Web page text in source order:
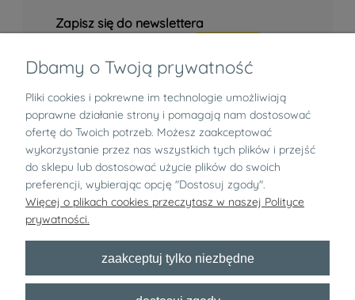
Zapisz się do newslettera
Informacje
Zwroty i reklamacje
O nas
Bezpłatny newsletter
Dbamy o Twoją prywatność
Pliki cookies i pokrewne im technologie umożliwiają
poprawne działanie strony i pomagają nam dostosować
ofertę do Twoich potrzeb. Możesz zaakceptować
wykorzystanie przez nas wszystkich tych plików i przejść
do sklepu lub dostosować użycie plików do swoich
preferencji, wybierając opcję "Dostosuj zgody".
Więcej o plikach cookies przeczytasz w naszej Polityce
prywatności.
zaakceptuj tylko niezbędne